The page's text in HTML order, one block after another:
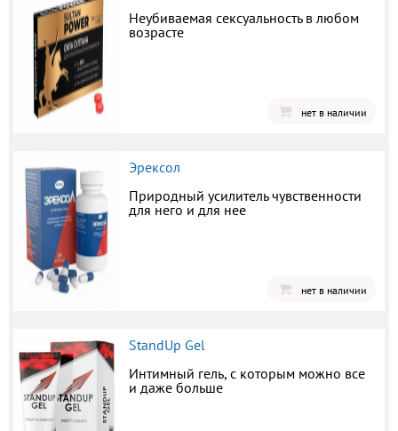
Неубиваемая сексуальность в любом
возрасте
нет в наличии
Эрексол
Природный усилитель чувственности
для него и для нее
нет в наличии
StandUp Gel
Интимный гель, с которым можно все
и даже больше